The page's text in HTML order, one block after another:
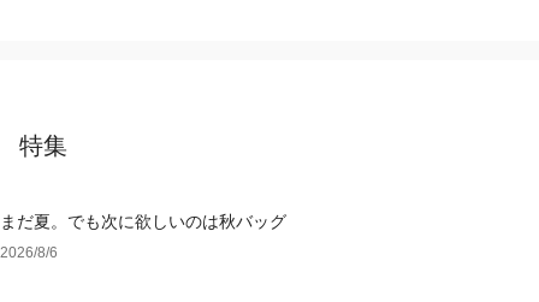
特集
まだ夏。でも次に欲しいのは秋バッグ
2026/8/6